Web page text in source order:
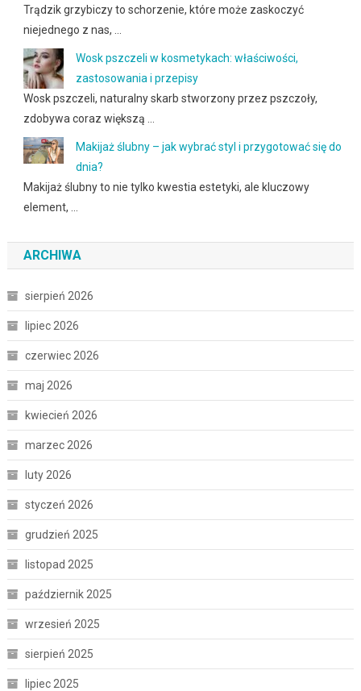
Trądzik grzybiczy to schorzenie, które może zaskoczyć
niejednego z nas, …
Wosk pszczeli w kosmetykach: właściwości,
zastosowania i przepisy
Wosk pszczeli, naturalny skarb stworzony przez pszczoły,
zdobywa coraz większą …
Makijaż ślubny – jak wybrać styl i przygotować się do
dnia?
Makijaż ślubny to nie tylko kwestia estetyki, ale kluczowy
element, …
ARCHIWA
sierpień 2026
lipiec 2026
czerwiec 2026
maj 2026
kwiecień 2026
marzec 2026
luty 2026
styczeń 2026
grudzień 2025
listopad 2025
październik 2025
wrzesień 2025
sierpień 2025
lipiec 2025